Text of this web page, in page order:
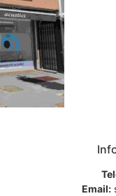
Email: